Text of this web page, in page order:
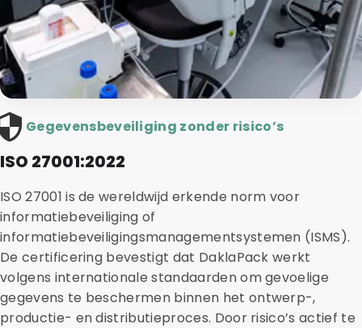
Gegevensbeveiliging zonder risico’s
ISO 27001:2022
ISO 27001 is de wereldwijd erkende norm voor
informatiebeveiliging of
informatiebeveiligingsmanagementsystemen (ISMS).
De certificering bevestigt dat DaklaPack werkt
volgens internationale standaarden om gevoelige
gegevens te beschermen binnen het ontwerp-,
productie- en distributieproces. Door risico’s actief te